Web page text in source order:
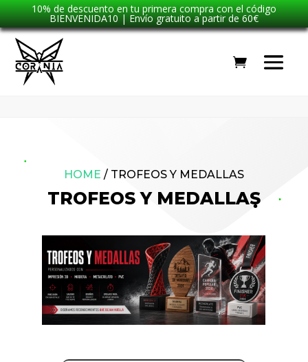
10% de descuento en tu primera compra con el código
BIENVENIDA10 | Envío gratuito a partir de 60€
HOME / TROFEOS Y MEDALLAS
TROFEOS Y MEDALLAS